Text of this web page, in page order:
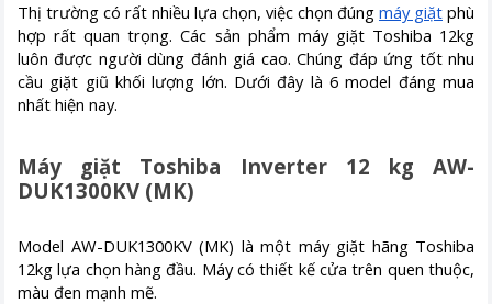
Thị trường có rất nhiều lựa chọn, việc chọn đúng máy giặt phù
hợp rất quan trọng. Các sản phẩm máy giặt Toshiba 12kg
luôn được người dùng đánh giá cao. Chúng đáp ứng tốt nhu
cầu giặt giũ khối lượng lớn. Dưới đây là 6 model đáng mua
nhất hiện nay.
Máy giặt Toshiba Inverter 12 kg AW-
DUK1300KV (MK)
Model AW-DUK1300KV (MK) là một máy giặt hãng Toshiba
12kg lựa chọn hàng đầu. Máy có thiết kế cửa trên quen thuộc,
màu đen mạnh mẽ.